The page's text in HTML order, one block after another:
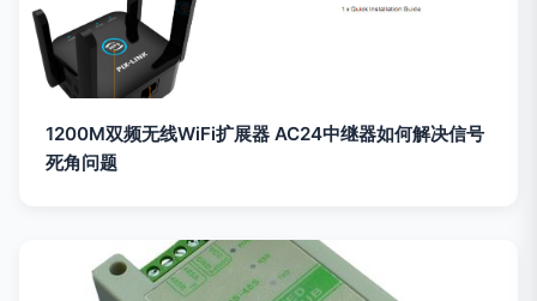
1200M双频无线WiFi扩展器 AC24中继器如何解决信号
死角问题